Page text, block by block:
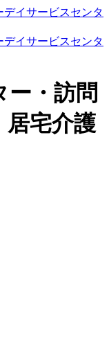
・訪問
居宅介護